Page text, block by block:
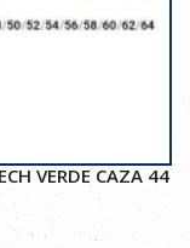
VERDE CAZA 44